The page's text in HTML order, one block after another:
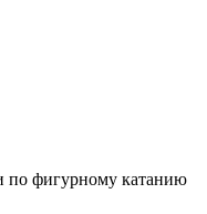
по фигурному катанию